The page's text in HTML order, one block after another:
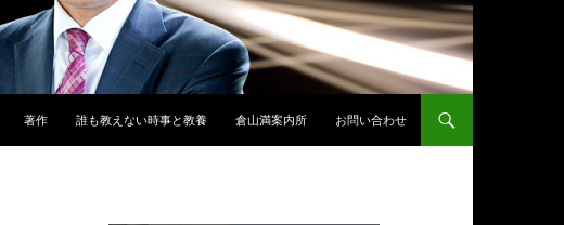
著作 誰も教えない時事と教養 倉山満案内所 お問い合わせ